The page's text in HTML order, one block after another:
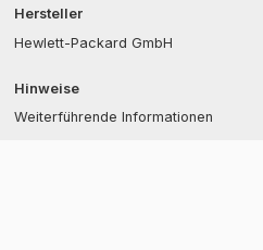
Hersteller
Hewlett-Packard GmbH
Hinweise
Weiterführende Informationen